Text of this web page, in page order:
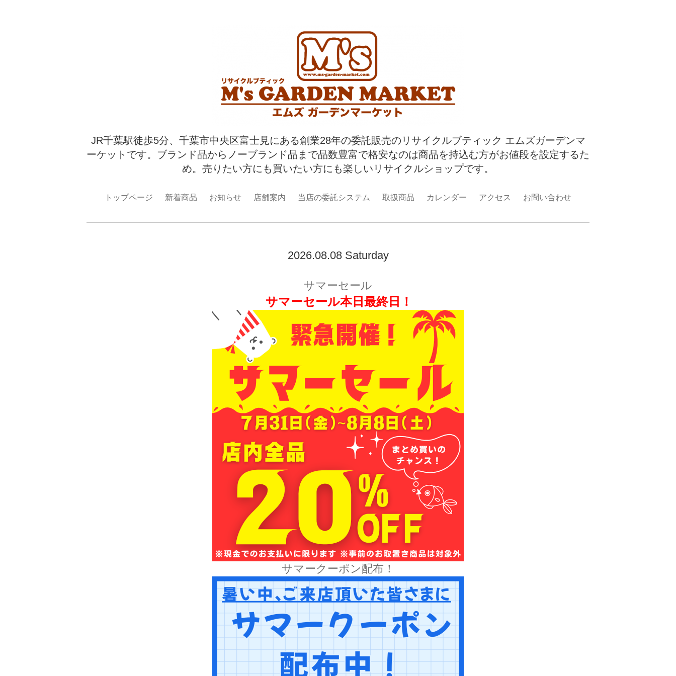
JR千葉駅徒歩5分、千葉市中央区富士見にある創業28年の委託販売のリサイクルブティック エムズガーデンマ
ーケットです。ブランド品からノーブランド品まで品数豊富で格安なのは商品を持込む方がお値段を設定するた
め。売りたい方にも買いたい方にも楽しいリサイクルショップです。
トップページ 新着商品 お知らせ 店舗案内 当店の委託システム 取扱商品 カレンダー アクセス お問い合わせ
2026.08.08 Saturday
サマーセール
サマーセール本日最終日！
サマークーポン配布！